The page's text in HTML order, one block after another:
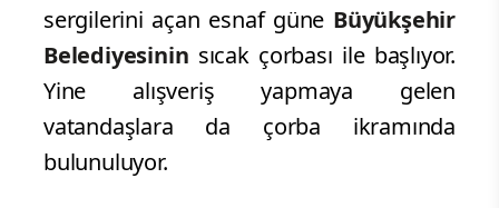
geçen vatandaşlar Büyükşehir
Belediyesinin ikramı ile güne başlıyor.
Bu kapsamda herÇarşamba günü
Altınorduilçesi Düz Mahalle'de kurulan